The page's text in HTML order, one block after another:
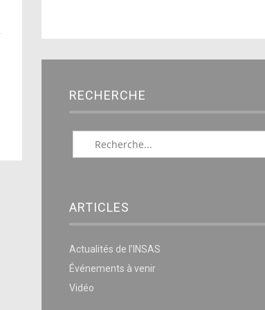
RECHERCHE
ARTICLES
Actualités de l’INSAS
Événements à venir
Vidéo